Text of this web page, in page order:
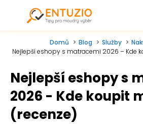
Domů Blog Služby
Nejlepší eshopy s matracemi 2026 – Kde
Nejlepší eshopy s
2026 - Kde koupit
(recenze)